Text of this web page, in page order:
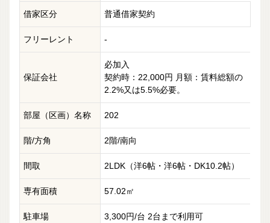
借家区分 普通借家契約
フリーレント -
保証会社
必加入
契約時：22,000円 月額：賃料総額の
2.2%又は5.5%必要。
部屋（区画）名称 202
階/方角 2階/南向
間取 2LDK（洋6帖・洋6帖・DK10.2帖）
専有面積 57.02㎡
駐車場 3,300円/台 2台まで利用可